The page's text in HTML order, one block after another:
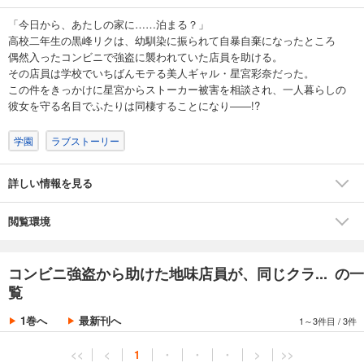
「今日から、あたしの家に……泊まる？」
高校二年生の黒峰リクは、幼馴染に振られて自暴自棄になったところ
偶然入ったコンビニで強盗に襲われていた店員を助ける。
その店員は学校でいちばんモテる美人ギャル・星宮彩奈だった。
この件をきっかけに星宮からストーカー被害を相談され、一人暮らしの
彼女を守る名目でふたりは同棲することになり――!?
学園 ラブストーリー
詳しい情報を見る
閲覧環境
コンビニ強盗から助けた地味店員が、同じクラ... の一
覧
1巻へ 最新刊へ 1～3件目 /3件
<< < 1 ・ ・ ・ > >>